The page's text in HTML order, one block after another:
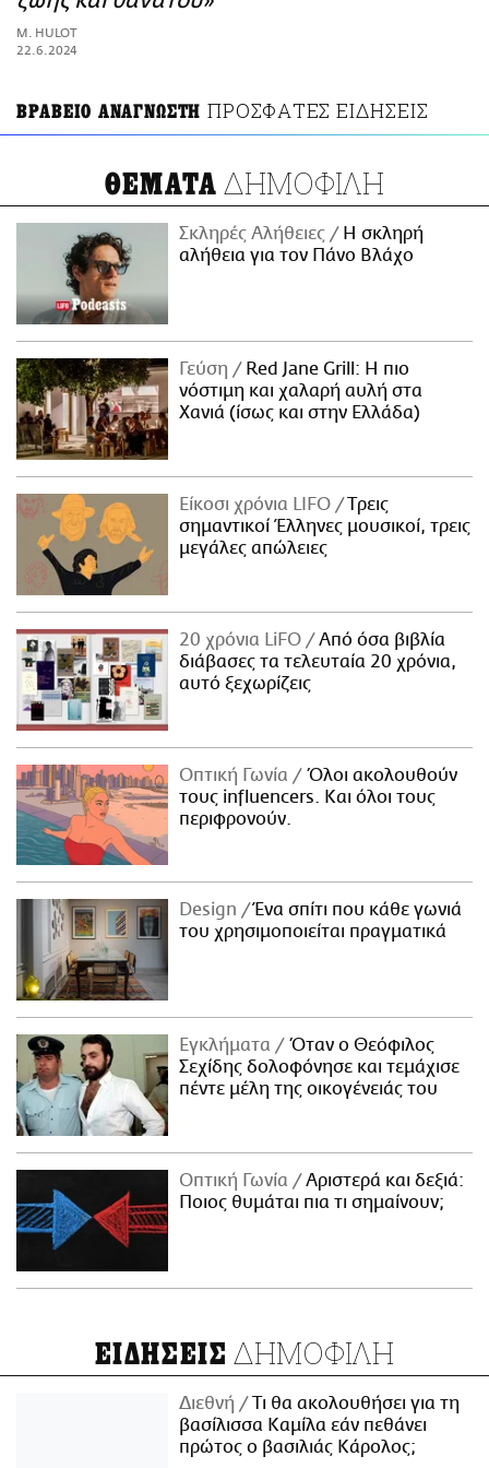
ΑΜΠΑ
PRINT
M. HULOT
22.6.2024
ΒΡΑΒΕΙΟ ΑΝΑΓΝΩΣΤΗ ΠΡΟΣΦΑΤΕΣ ΕΙΔΗΣΕΙΣ
ΘΕΜΑΤΑ ΔΗΜΟΦΙΛΗ
Σκληρές Αλήθειες
H σκληρή
αλήθεια για τον Πάνο Βλάχο
Γεύση
Red Jane Grill: Η πιο
νόστιμη και χαλαρή αυλή στα
Χανιά (ίσως και στην Ελλάδα)
Είκοσι χρόνια LIFO
Tρεις
σημαντικοί Έλληνες μουσικοί, τρεις
μεγάλες απώλειες
20 χρόνια LiFO
Από όσα βιβλία
διάβασες τα τελευταία 20 χρόνια,
αυτό ξεχωρίζεις
Οπτική Γωνία
Όλοι ακολουθούν
τους influencers. Και όλοι τους
περιφρονούν.
Design
Ένα σπίτι που κάθε γωνιά
του χρησιμοποιείται πραγματικά
Εγκλήματα
Όταν ο Θεόφιλος
Σεχίδης δολοφόνησε και τεμάχισε
πέντε μέλη της οικογένειάς του
Οπτική Γωνία
Αριστερά και δεξιά:
Ποιος θυμάται πια τι σημαίνουν;
ΕΙΔΗΣΕΙΣ ΔΗΜΟΦΙΛΗ
Διεθνή
Τι θα ακολουθήσει για τη
βασίλισσα Καμίλα εάν πεθάνει
πρώτος ο βασιλιάς Κάρολος;